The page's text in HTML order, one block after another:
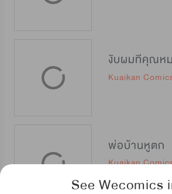
See Wecomics
งับผมทีคุณห
Kuaikan
พ่อบ้านหูตก
Kuaikan